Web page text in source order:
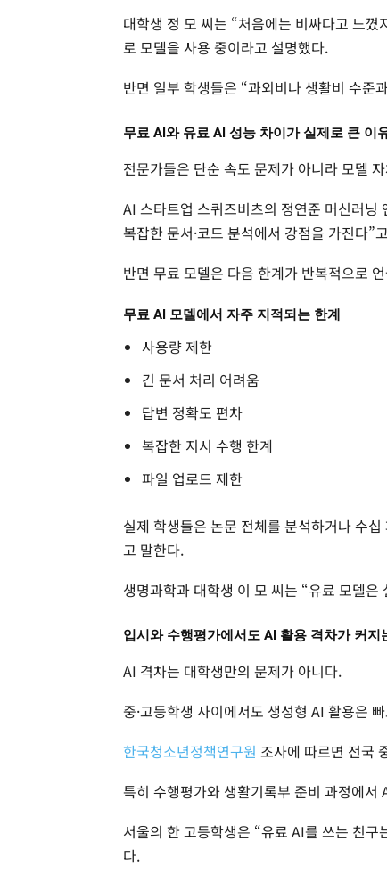
대학생 정 모 씨는 “처음에는 비싸다고 느
로 모델을 사용 중이라고 설명했다.
반면 일부 학생들은 “과외비나 생활비 수준
무료 AI와 유료 AI 성능 차이가 실제로 큰 이
전문가들은 단순 속도 문제가 아니라 모델
AI 스타트업 스퀴즈비츠의 정연준 머신러닝
복잡한 문서·코드 분석에서 강점을 가진다”
반면 무료 모델은 다음 한계가 반복적으로
무료 AI 모델에서 자주 지적되는 한계
사용량 제한
긴 문서 처리 어려움
답변 정확도 편차
복잡한 지시 수행 한계
파일 업로드 제한
실제 학생들은 논문 전체를 분석하거나 수
고 말한다.
생명과학과 대학생 이 모 씨는 “유료 모델
입시와 수행평가에서도 AI 활용 격차가 커지
AI 격차는 대학생만의 문제가 아니다.
중·고등학생 사이에서도 생성형 AI 활용은
한국청소년정책연구원 조사에 따르면 전국
특히 수행평가와 생활기록부 준비 과정에서
서울의 한 고등학생은 “유료 AI를 쓰는 친
다.